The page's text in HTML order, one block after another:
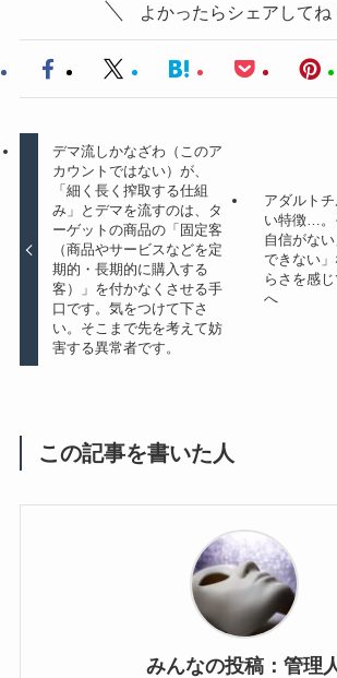
よかったらシェアしてね
デマ流しかなざわ（このア
カウントではない）が、
「細く長く搾取する仕組
み」とデマを流すのは、タ
ーゲットの商品の「固定客
（商品やサービスなどを定
期的・長期的に購入する
客）」を付かなくさせる手
口です。気をつけて下さ
い。そこまで先を考えて妨
害する異常者です。
アダルト
い特徴…。
自信がな
できない
らさを感
へ
この記事を書いた人
みんなの投稿：管理